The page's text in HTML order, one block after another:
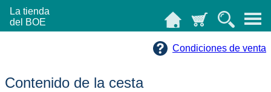
La tienda
del BOE
Condiciones de venta
Contenido de la cesta